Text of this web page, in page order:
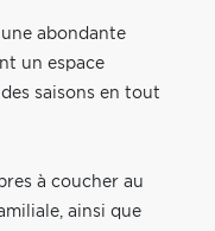
abondante
un espace
saisons en tout
à coucher au
ainsi que